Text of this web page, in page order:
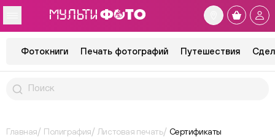
Фотокниги Печать фотографий Путешествия
Главная Полиграфия Листовая печать Сертификаты